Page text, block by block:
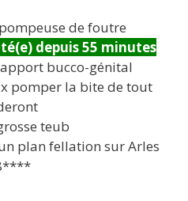
de foutre
depuis 55 minutes
bucco-génital
pomper la bite de tout
teub
plan fellation sur Arles